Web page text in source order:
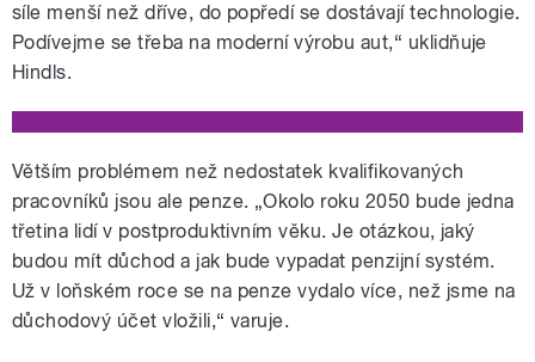
pause
síle menší než dříve, do popředí se dostávají technologie.
Podívejme se třeba na moderní výrobu aut,“ uklidňuje
Hindls.
Větším problémem než nedostatek kvalifikovaných
pracovníků jsou ale penze. „Okolo roku 2050 bude jedna
třetina lidí v postproduktivním věku. Je otázkou, jaký
budou mít důchod a jak bude vypadat penzijní systém.
Už v loňském roce se na penze vydalo více, než jsme na
důchodový účet vložili,“ varuje.